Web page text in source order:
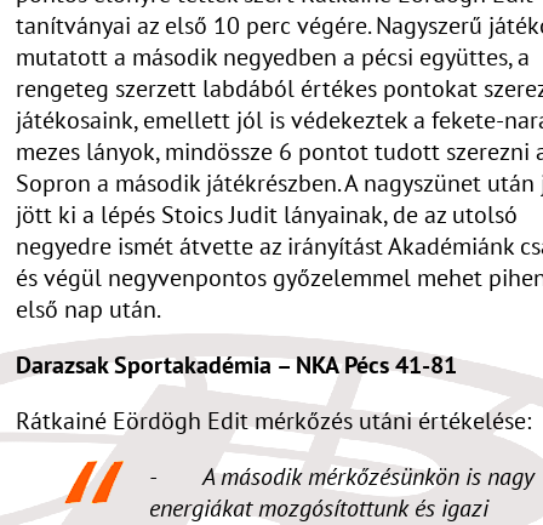
tanítványai az első 10 perc végére. Nagyszerű
mutatott a második negyedben a pécsi együttes, a
rengeteg szerzett labdából értékes pontokat
játékosaink, emellett jól is védekeztek a fekete-
mezes lányok, mindössze 6 pontot tudott szerezni
Sopron a második játékrészben. A nagyszünet
jött ki a lépés Stoics Judit lányainak, de az utolsó
negyedre ismét átvette az irányítást Akadémiánk
és végül negyvenpontos győzelemmel mehet
első nap után.
Darazsak Sportakadémia – NKA Pécs 41-81
Rátkainé Eördögh Edit mérkőzés utáni értékelése:
- A második mérkőzésünkön is nagy
energiákat mozgósítottunk és igazi